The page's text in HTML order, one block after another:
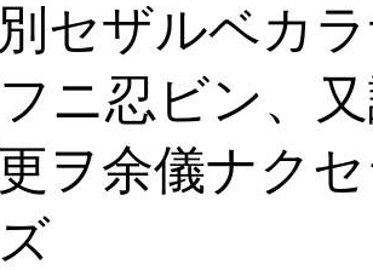
セザルベカ
ニ忍ビン、
ヲ余儀ナク